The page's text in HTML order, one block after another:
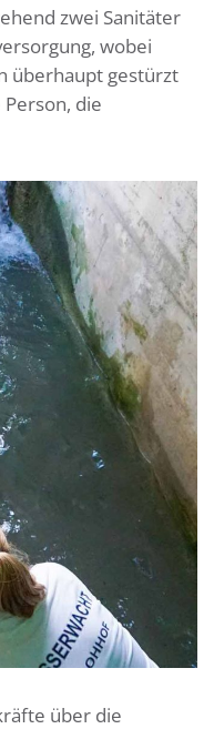
zwei Sanitäter
wobei
überhaupt gestürzt
die
über die